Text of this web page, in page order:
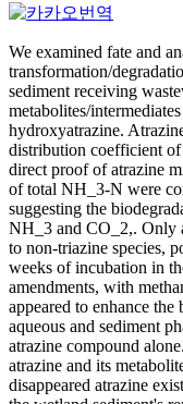
We examined fate and
transformation/
sediment receiving
metabolites/
hydroxyatrazine.
distribution coefficient
direct proof of atrazine
of total NH_3-N were
suggesting the
NH_3 and CO_2,. Only
to non-triazine species,
weeks of incubation in
amendments, with
appeared to enhance
aqueous and sediment
atrazine compound
atrazine and its
disappeared atrazine